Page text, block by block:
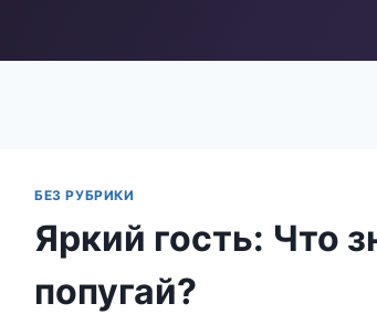
БЕЗ РУБРИКИ
Яркий гость: Что
попугай?